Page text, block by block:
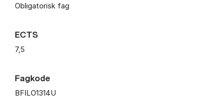
Obligatorisk fag
ECTS
7,5
Fagkode
BFILO1314U